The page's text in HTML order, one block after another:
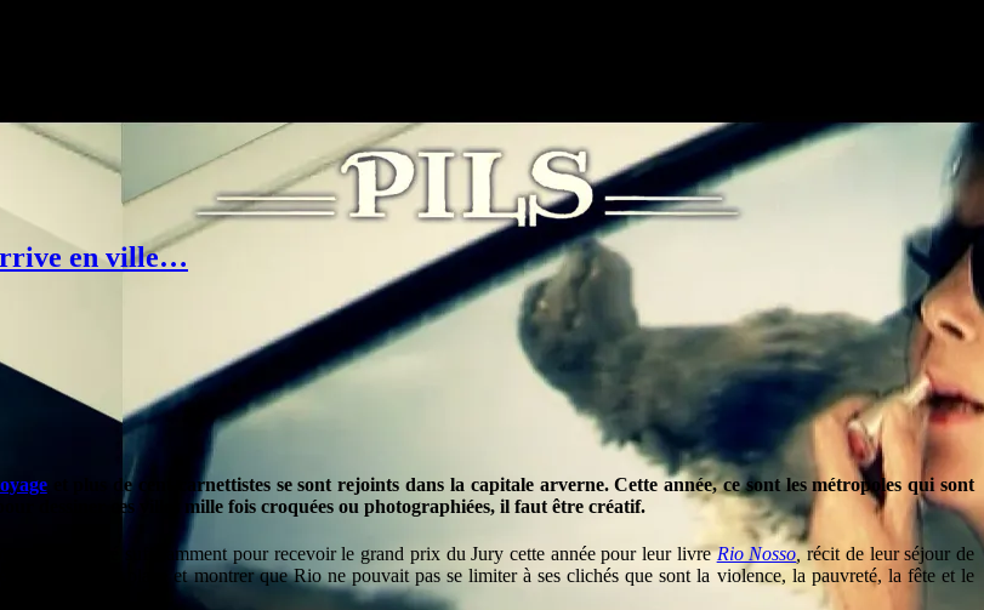
en ville…
et plus de cent carnettistes se sont rejoints dans la capitale arverne. Cette année, ce sont les métropoles qui sont
dessiner ces villes mille fois croquées ou photographiées, il faut être créatif.
sûrement été suffisamment pour recevoir le grand prix du Jury cette année pour leur livreRio Nosso,récit de leur séjour de
à leur place et montrer que Rio ne pouvait pas se limiter à ses clichés que sont la violence, la pauvreté, la fête et le